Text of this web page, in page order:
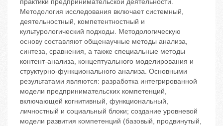
практики предпринимательской деятельности.
Методология исследования включает системный,
деятельностный, компетентностный и
культурологический подходы. Методологическую
основу составляют общенаучные методы анализа,
синтеза, сравнения, а также специальные методы
контент-анализа, концептуального моделирования и
структурно-функционального анализа. Основными
результатами являются: разработка интегрированной
модели предпринимательских компетенций,
включающей когнитивный, функциональный,
личностный и социальный блоки; создание уровневой
модели развития компетенций (базовый, продвинутый,